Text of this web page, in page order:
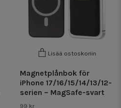
Lisää ostoskoriin
Magnetplånbok för
iPhone 17/16/15/14/13/12-
serien – MagSafe-svart
99 kr